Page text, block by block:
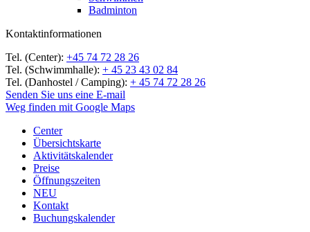
Badminton
Kontaktinformationen
Tel. (Center): +45 74 72 28 26
Tel. (Schwimmhalle): + 45 23 43 02 84
Tel. (Danhostel / Camping): + 45 74 72 28 26
Senden Sie uns eine E-mail
Weg finden mit Google Maps
Center
Übersichtskarte
Aktivitätskalender
Preise
Öffnungszeiten
NEU
Kontakt
Buchungskalender